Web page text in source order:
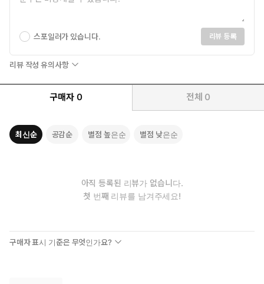
스포일러가 있습니다. 리뷰 등록
리뷰 작성 유의사항
구매자 0 전체 0
최신순 공감순 별점 높은순 별점 낮은순
아직 등록된 리뷰가 없습니다.
첫 번째 리뷰를 남겨주세요!
구매자 표시 기준은 무엇인가요?